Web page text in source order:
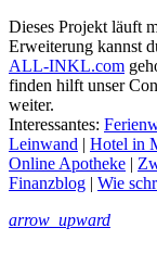
Dieses Projekt läuft
Erweiterung kannst
ALL-INKL.com
finden hilft unser
weiter.
Interessantes:
Leinwand | Hotel in
Online Apotheke |
Finanzblog | Wie
arrow_upward